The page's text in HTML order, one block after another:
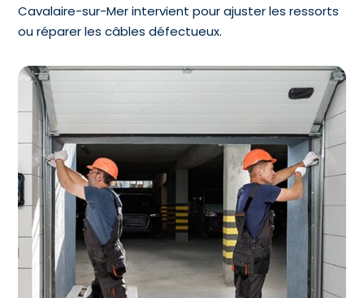
Cavalaire-sur-Mer intervient pour ajuster les ressorts
ou réparer les câbles défectueux.